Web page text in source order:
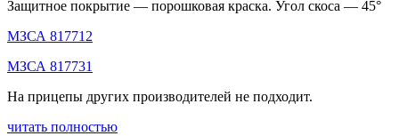
Защитное покрытие — порошковая краска. Угол скоса — 45°
МЗСА 817712
МЗСА 817731
На прицепы других производителей не подходит.
читать полностью